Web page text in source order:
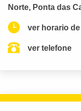
Norte, Ponta das
ver horario
ver telefone